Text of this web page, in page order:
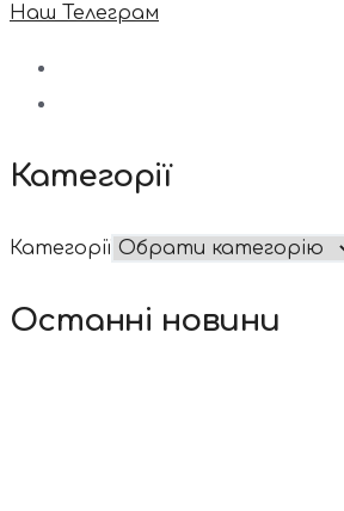
Наш Телеграм
Категорії
Категорії
Останні новини